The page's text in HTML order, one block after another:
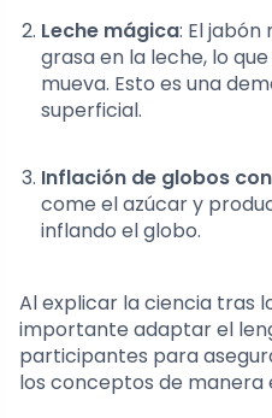
Leche mágica: El
grasa en la leche, lo
mueva. Esto es una
superficial.
Inflación de globos
come el azúcar y
inflando el globo.
Al explicar la ciencia tras
importante adaptar el
participantes para
los conceptos de manera